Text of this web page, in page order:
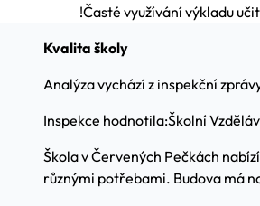
!Časté využívání výkladu
Kvalita školy
Analýza vychází z inspekční
Inspekce hodnotila:Školní
Škola v Červených Pečkách
různými potřebami. Budova má